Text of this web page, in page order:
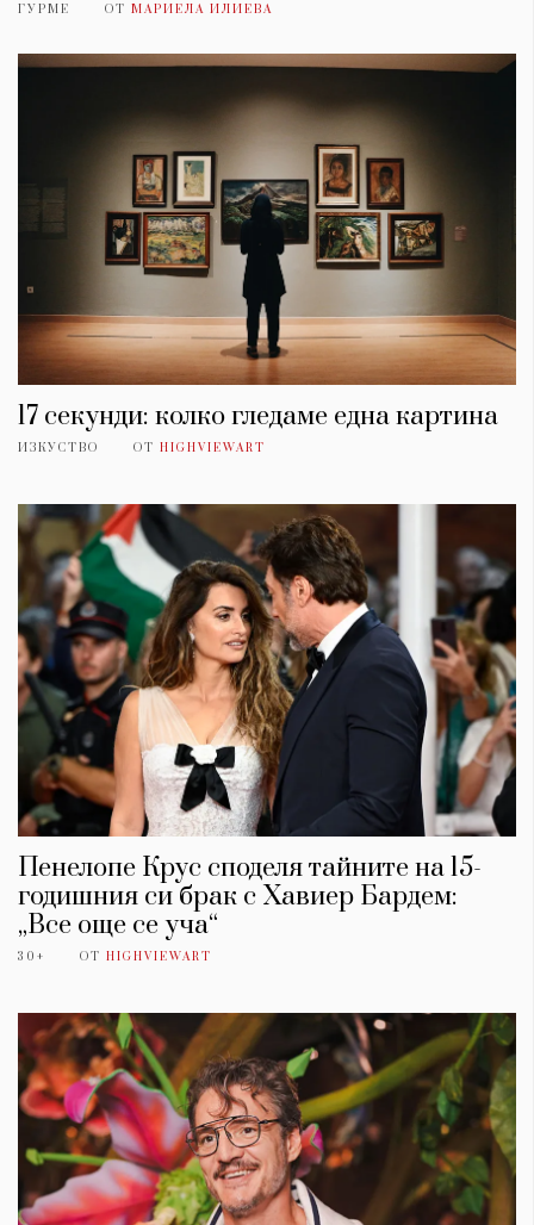
ГУРМЕ ОТ МАРИЕЛА ИЛИЕВА
17 секунди: колко гледаме една картина
ИЗКУСТВО ОТ HIGHVIEWART
Пенелопе Крус споделя тайните на 15-
годишния си брак с Хавиер Бардем:
„Все още се уча“
30+ ОТ HIGHVIEWART